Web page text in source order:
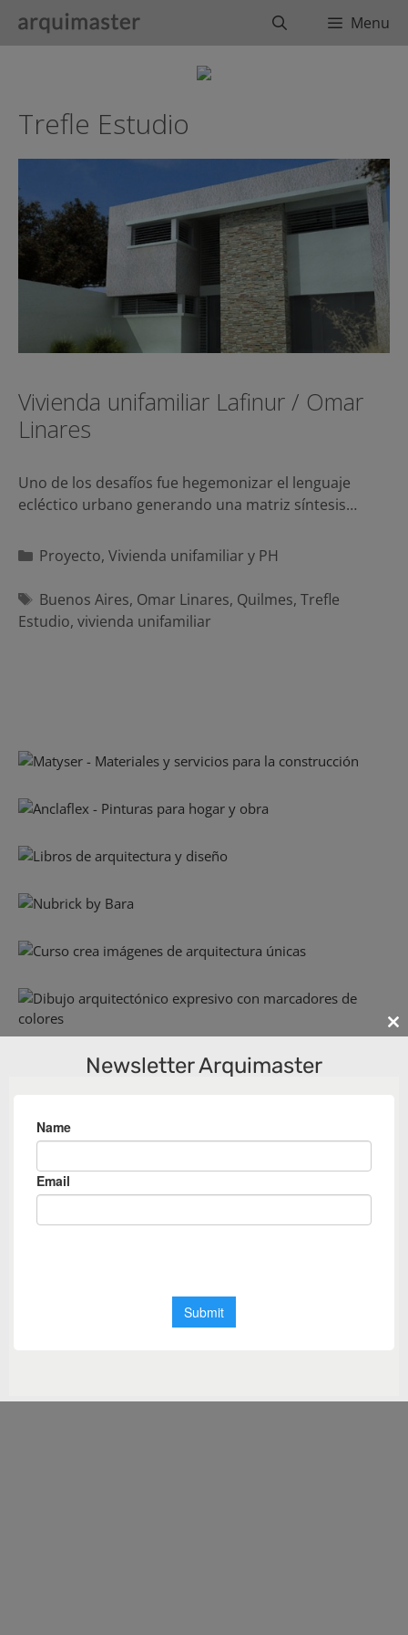
BuscarMenu
Trefle Estudio
Vivienda unifamiliar Lafinur / Omar
Linares
Uno de los desafíos fue hegemonizar el lenguaje
ecléctico urbano generando una matriz síntesis…
Categorías
Proyecto, Vivienda unifamiliar y PH
Etiquetas
Buenos Aires, Omar Linares, Quilmes, Trefle
Estudio, vivienda unifamiliar
Newsletter Arquimaster